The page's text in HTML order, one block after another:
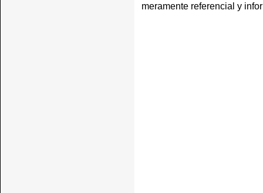
meramente referencial y